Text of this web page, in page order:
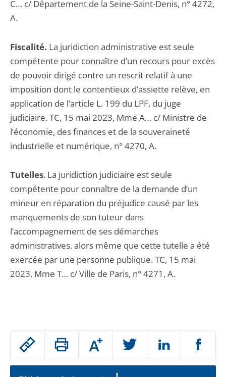
Passer
partage
Augmenter
ou
la
C… c/ Département de la Seine-Saint-Denis, n° 4272,
A.
Fiscalité. La juridiction administrative est seule
compétente pour connaître d’un recours pour excès
de pouvoir dirigé contre un rescrit relatif à une
imposition dont le contentieux d’assiette relève, en
application de l’article L. 199 du LPF, du juge
judiciaire. TC, 15 mai 2023, Mme A… c/ Ministre de
l’économie, des finances et de la souveraineté
industrielle et numérique, n° 4270, A.
Tutelles. La juridiction judiciaire est seule
compétente pour connaître de la demande d’un
mineur en réparation du préjudice causé par les
manquements de son tuteur dans
l’accompagnement de ses démarches
administratives, alors même que cette tutelle a été
exercée par une personne publique. TC, 15 mai
2023, Mme T… c/ Ville de Paris, n° 4271, A.